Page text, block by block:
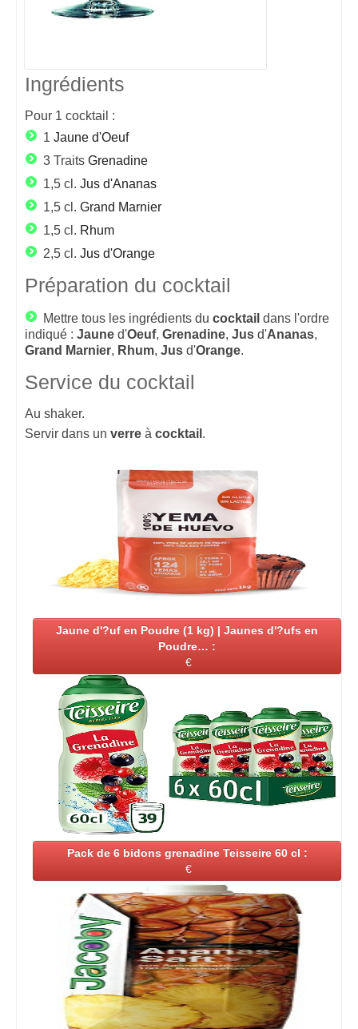
Ingrédients
Pour 1 cocktail :
1 Jaune d'Oeuf
3 Traits Grenadine
1,5 cl. Jus d'Ananas
1,5 cl. Grand Marnier
1,5 cl. Rhum
2,5 cl. Jus d'Orange
Préparation du cocktail
Mettre tous les ingrédients du cocktail dans l'ordre
indiqué : Jaune d'Oeuf, Grenadine, Jus d'Ananas,
Grand Marnier, Rhum, Jus d'Orange.
Service du cocktail
Au shaker.
Servir dans un verre à cocktail .
Jaune d'?uf en Poudre (1 kg) | Jaunes d'?ufs en
Poudre… :
€
Pack de 6 bidons grenadine Teisseire 60 cl :
€